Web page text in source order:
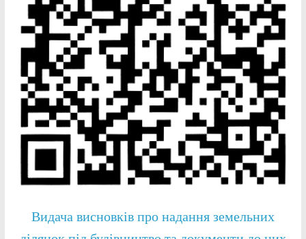
Видача висновків про надання земельних